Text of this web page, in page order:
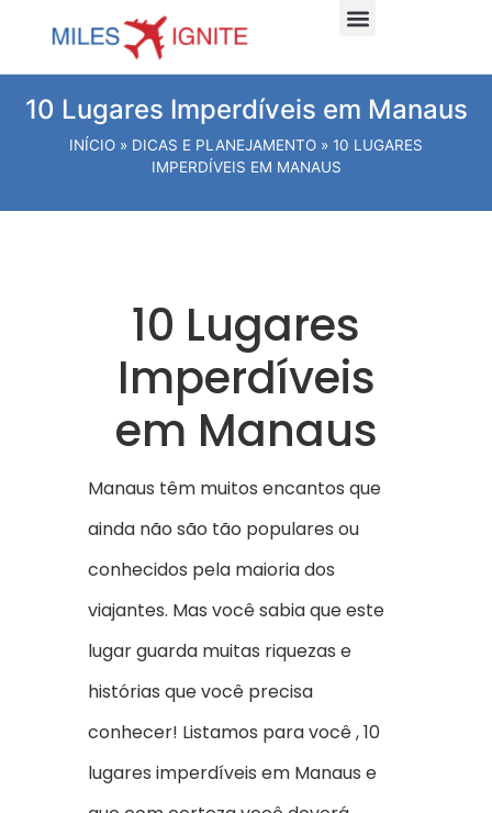
10 Lugares Imperdíveis em Manaus
INÍCIO » DICAS E PLANEJAMENTO » 10 LUGARES
IMPERDÍVEIS EM MANAUS
10 Lugares
Imperdíveis
em Manaus
Manaus têm muitos encantos que
ainda não são tão populares ou
conhecidos pela maioria dos
viajantes. Mas você sabia que este
lugar guarda muitas riquezas e
histórias que você precisa
conhecer! Listamos para você , 10
lugares imperdíveis em Manaus e